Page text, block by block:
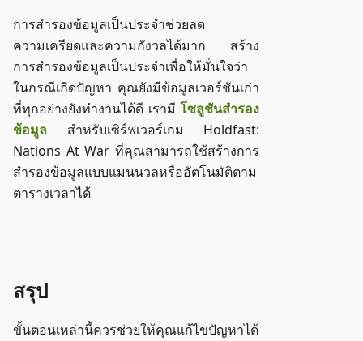
การสำรองข้อมูลเป็นประจำช่วยลด
ความเครียดและความกังวลได้มาก สร้าง
การสำรองข้อมูลเป็นประจำเพื่อให้มั่นใจว่า
ในกรณีเกิดปัญหา คุณยังมีข้อมูลเวอร์ชันเก่า
ที่ทุกอย่างยังทำงานได้ดี เรามี โซลูชันสำรอง
ข้อมูล สำหรับเซิร์ฟเวอร์เกม Holdfast:
Nations At War ที่คุณสามารถใช้สร้างการ
สำรองข้อมูลแบบแมนนวลหรืออัตโนมัติตาม
ตารางเวลาได้
สรุป
ขั้นตอนเหล่านี้ควรช่วยให้คุณแก้ไขปัญหาได้